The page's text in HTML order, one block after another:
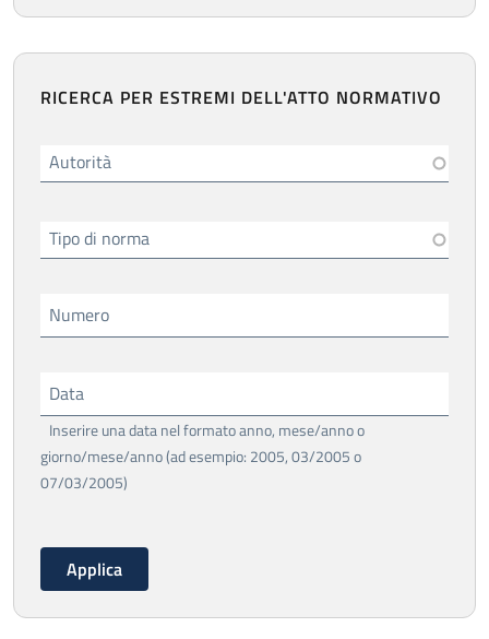
RICERCA PER ESTREMI DELL'ATTO NORMATIVO
Autorità
Tipo di norma
Numero
Data
Inserire una data nel formato anno, mese/anno o
giorno/mese/anno (ad esempio: 2005, 03/2005 o
07/03/2005)